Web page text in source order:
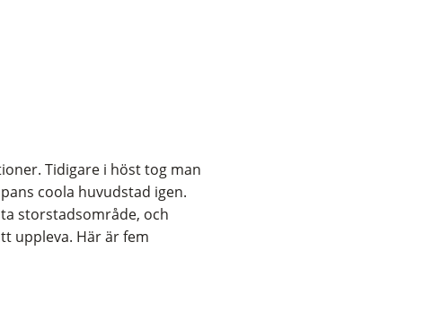
Tidigare i höst tog man
coola huvudstad igen.
storstadsområde, och
uppleva. Här är fem